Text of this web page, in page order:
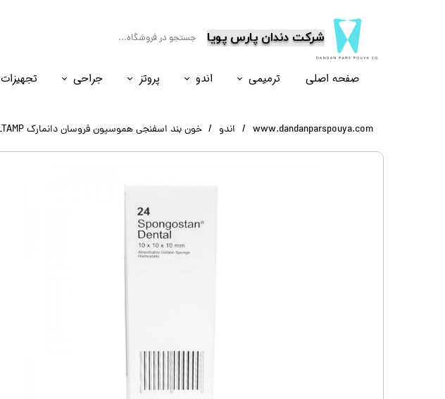
​شرکت دندان پارس پویا
صفحه اصلی ترمیمی اندو پروتز جراحی تجهیزات
www.dandanparspouya.com اندو خون بند اسفنجی هموسپون فروسان دانمارک SPONGESTAN GELTAMP